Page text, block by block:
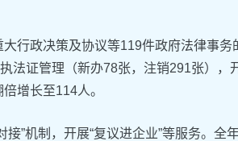
行政决策及协议等119件政府法律事
法证管理（新办78张，注销291张），
增长至114人。
接”机制，开展“复议进企业”等服务。全